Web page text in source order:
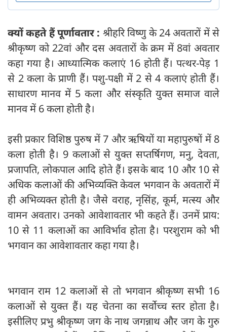
क्यों कहते हैं पूर्णावतार : श्रीहरि विष्णु के 24 अवतारों में से
श्रीकृष्ण को 22वां और दस अवतारों के क्रम में 8वां अवतार
कहा गया है। आध्यात्मिक कलाएं 16 होती हैं। पत्‍थर-पेड़ 1
से 2 कला के प्राणी हैं। पशु-पक्षी में 2 से 4 कलाएं होती हैं।
साधारण मानव में 5 कला और संस्कृति युक्त समाज वाले
मानव में 6 कला होती है।
इसी प्रकार विशिष्ठ पुरुष में 7 और ऋषियों या महापुरुषों में 8
कला होती है। 9 कलाओं से युक्त सप्तर्षिगण, मनु, देवता,
प्रजापति, लोकपाल आदि होते हैं। इसके बाद 10 और 10 से
अधिक कलाओं की अभिव्यक्ति केवल भगवान के अवतारों में
ही अभिव्यक्त होती है। जैसे वराह, नृसिंह, कूर्म, मत्स्य और
वामन अवतार। उनको आवेशावतार भी कहते हैं। उनमें प्राय:
10 से 11 कलाओं का आविर्भाव होता है। परशुराम को भी
भगवान का आवेशावतार कहा गया है।
भगवान राम 12 कलाओं से तो भगवान श्रीकृष्ण सभी 16
कलाओं से युक्त हैं। यह चेतना का सर्वोच्च स्तर होता है।
इसीलिए प्रभु श्रीकृष्‍ण जग के नाथ जगन्नाथ और जग के गुरु